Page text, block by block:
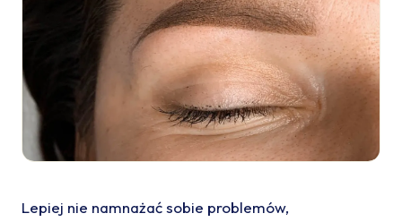
Lepiej nie namnażać sobie problemów,